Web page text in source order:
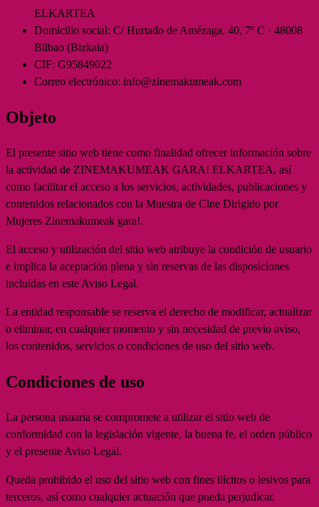
ELKARTEA
Domicilio social: C/ Hurtado de Amézaga, 40, 7º C · 48008
Bilbao (Bizkaia)
CIF: G95849022
Correo electrónico: info@zinemakumeak.com
Objeto
El presente sitio web tiene como finalidad ofrecer información sobre
la actividad de ZINEMAKUMEAK GARA! ELKARTEA, así
como facilitar el acceso a los servicios, actividades, publicaciones y
contenidos relacionados con la Muestra de Cine Dirigido por
Mujeres Zinemakumeak gara!.
El acceso y utilización del sitio web atribuye la condición de usuario
e implica la aceptación plena y sin reservas de las disposiciones
incluidas en este Aviso Legal.
La entidad responsable se reserva el derecho de modificar, actualizar
o eliminar, en cualquier momento y sin necesidad de previo aviso,
los contenidos, servicios o condiciones de uso del sitio web.
Condiciones de uso
La persona usuaria se compromete a utilizar el sitio web de
conformidad con la legislación vigente, la buena fe, el orden público
y el presente Aviso Legal.
Queda prohibido el uso del sitio web con fines ilícitos o lesivos para
terceros, así como cualquier actuación que pueda perjudicar,